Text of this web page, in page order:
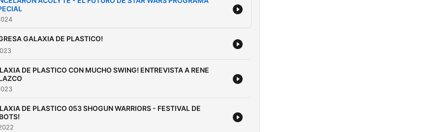
GALAXIA DE PLASTICO!
DE PLASTICO CON MUCHO SWING! ENTREVISTA A RENE
DE PLASTICO 053 SHOGUN WARRIORS - FESTIVAL DE